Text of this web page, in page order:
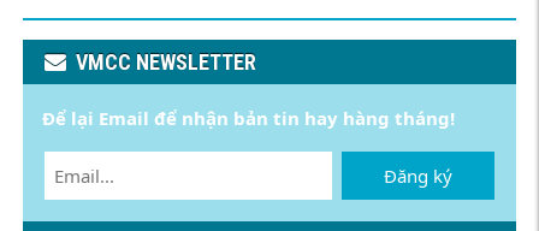
VMCC NEWSLETTER
Để lại Email để nhận bản tin hay hàng tháng!
Đăng ký